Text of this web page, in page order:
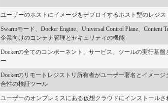
ユーザーのホストにイメージをデプロイするホスト型のレジス
Swarmモード、Docker Engine、Universal Control Plane、Content
企業向けのコンテナ管理とセキュリティの機能
Dockerの全てのコンポーネント、サービス、ツールの実行基
ー
Dockerのリモートレジストリ所有者がユーザー署名とイメー
合性の検証ツール
ユーザーのオンプレミスにある仮想クラウドにインストール